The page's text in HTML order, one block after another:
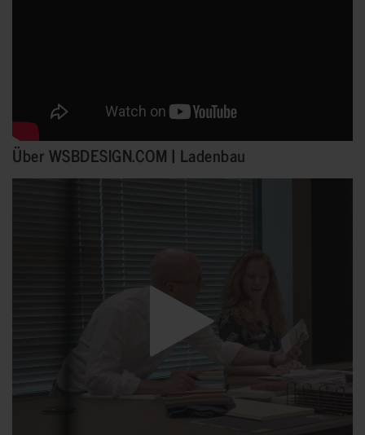
Über WSBDESIGN.COM | Ladenbau